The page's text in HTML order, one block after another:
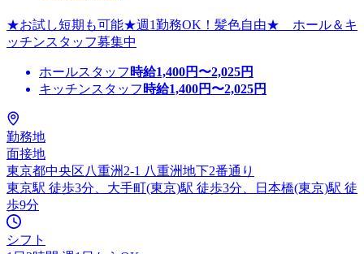
★お試し短期も可能★週1勤務OK！髪色自由★ ホール＆キ
ッチンスタッフ募集中
ホールスタッフ 時給1,400円〜2,025円
キッチンスタッフ 時給1,400円〜2,025円
勤務地
面接地
東京都中央区八重洲2-1 八重洲地下2番通り
東京駅 徒歩3分、大手町(東京)駅 徒歩3分、日本橋(東京)駅 徒
歩9分
シフト